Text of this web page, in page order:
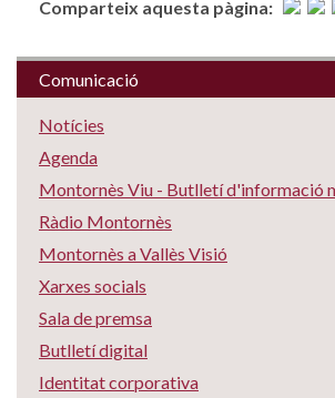
Comparteix aquesta pàgina:
Comunicació
Notícies
Agenda
Montornès Viu - Butlletí d'informació
Ràdio Montornès
Montornès a Vallès Visió
Xarxes socials
Sala de premsa
Butlletí digital
Identitat corporativa